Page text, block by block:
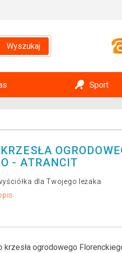
Wyszukaj
Sport
- ATRANCIT
dla Twojego leżaka
krzesła ogrodowego